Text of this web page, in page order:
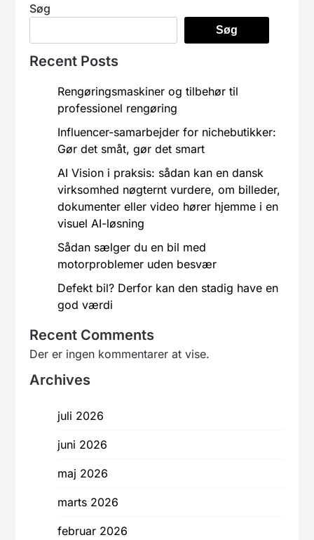
Søg
Søg
Recent Posts
Rengøringsmaskiner og tilbehør til
professionel rengøring
Influencer-samarbejder for nichebutikker:
Gør det småt, gør det smart
AI Vision i praksis: sådan kan en dansk
virksomhed nøgternt vurdere, om billeder,
dokumenter eller video hører hjemme i en
visuel AI-løsning
Sådan sælger du en bil med
motorproblemer uden besvær
Defekt bil? Derfor kan den stadig have en
god værdi
Recent Comments
Der er ingen kommentarer at vise.
Archives
juli 2026
juni 2026
maj 2026
marts 2026
februar 2026